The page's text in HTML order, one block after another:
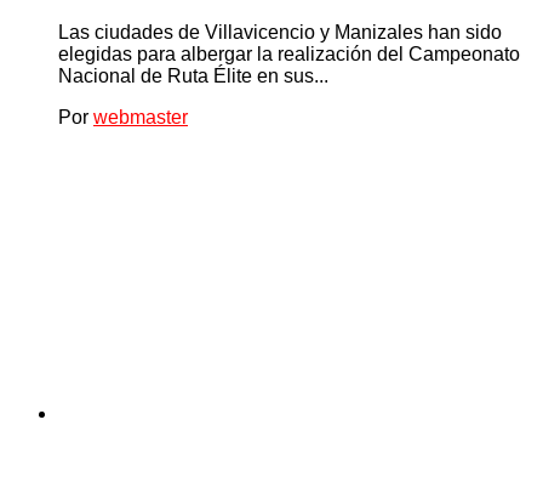
Las ciudades de Villavicencio y Manizales han sido
elegidas para albergar la realización del Campeonato
Nacional de Ruta Élite en sus...
Por webmaster